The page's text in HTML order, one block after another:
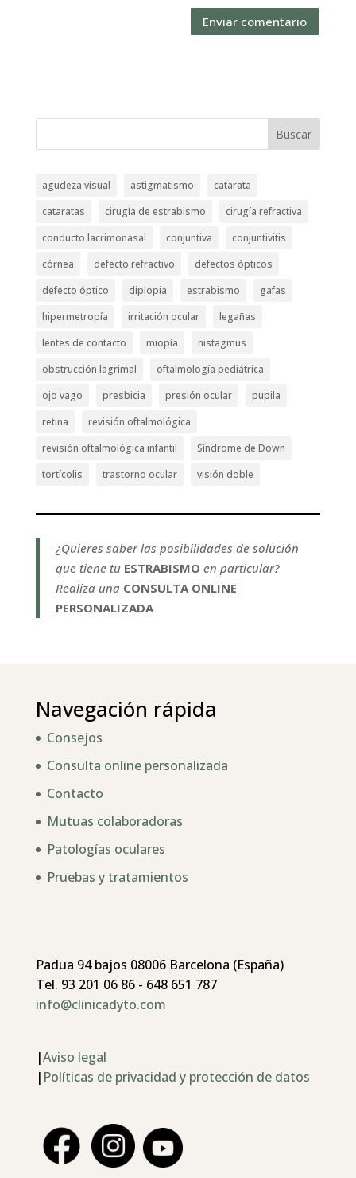
Buscar
agudeza visual astigmatismo
catarata
cataratas
cirugía de estrabismo
cirugía refractiva
conducto lacrimonasal
conjuntiva
conjuntivitis
córnea
defecto refractivo
defectos ópticos
defecto óptico
diplopia estrabismo
gafas
hipermetropía
irritación ocular
legañas
lentes de contacto
miopía
nistagmus
obstrucción lagrimal
oftalmología pediátrica
ojo vago
presbicia presión ocular
pupila
retina
revisión oftalmológica
revisión oftalmológica infantil
Síndrome de Down
tortícolis
trastorno ocular visión doble
¿Quieres saber las posibilidades de solución
que tiene tu ESTRABISMO en particular?
Realiza una CONSULTA ONLINE
PERSONALIZADA
Navegación rápida
Consejos
Consulta online personalizada
Contacto
Mutuas colaboradoras
Patologías oculares
Pruebas y tratamientos
Padua 94 bajos 08006 Barcelona (España)
Tel. 93 201 06 86 - 648 651 787
info@clinicadyto.com
|Aviso legal
| Políticas de privacidad y protección de datos